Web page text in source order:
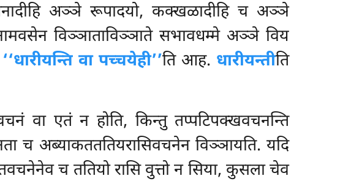
अञ्ञे रूपादयो, कक्खळादीहि च अञ्ञे
विञ्ञाताविञ्ञाते सभावधम्मे अञ्ञे विय
‘‘धारीयन्ति वा पच्चयेही’’ति आह. धारीयन्तीति
वा एतं न होति, किन्तु तप्पटिपक्खवचनन्ति
च अब्याकतततियरासिवचनेन विञ्ञायति. यदि
च ततियो रासि वुत्तो न सिया, कुसला चेव